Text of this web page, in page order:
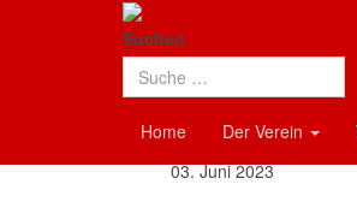
Suchen
Home Der Verein
Allgemeine
Details
Uncategorised
03. Juni 2023